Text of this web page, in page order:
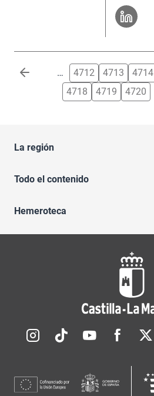
Paginación … 4712 4713 4714
4718
4719 4720
La región
Todo el contenido
Hemeroteca
Redes sociales JCCM